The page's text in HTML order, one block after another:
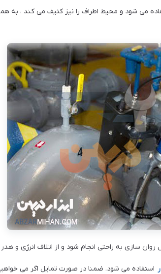
می شود و محیط اطراف را نیز کثیف می کند ، به
سازی به راحتی انجام شود و از اتلاف انرژی و
استفاده می شود. ضمنا در صورت تمایل اگر می